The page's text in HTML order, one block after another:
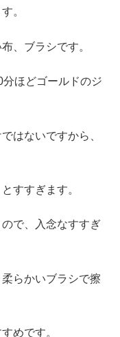
。
、ブラシです。
ほどゴールドのジ
はないですから、
すすぎます。
で、入念なすすぎ
らかいブラシで擦
めです。